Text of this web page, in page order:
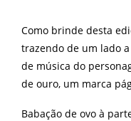
Como brinde desta
trazendo de um lado
de música do
de ouro, um marca
Babação de ovo à